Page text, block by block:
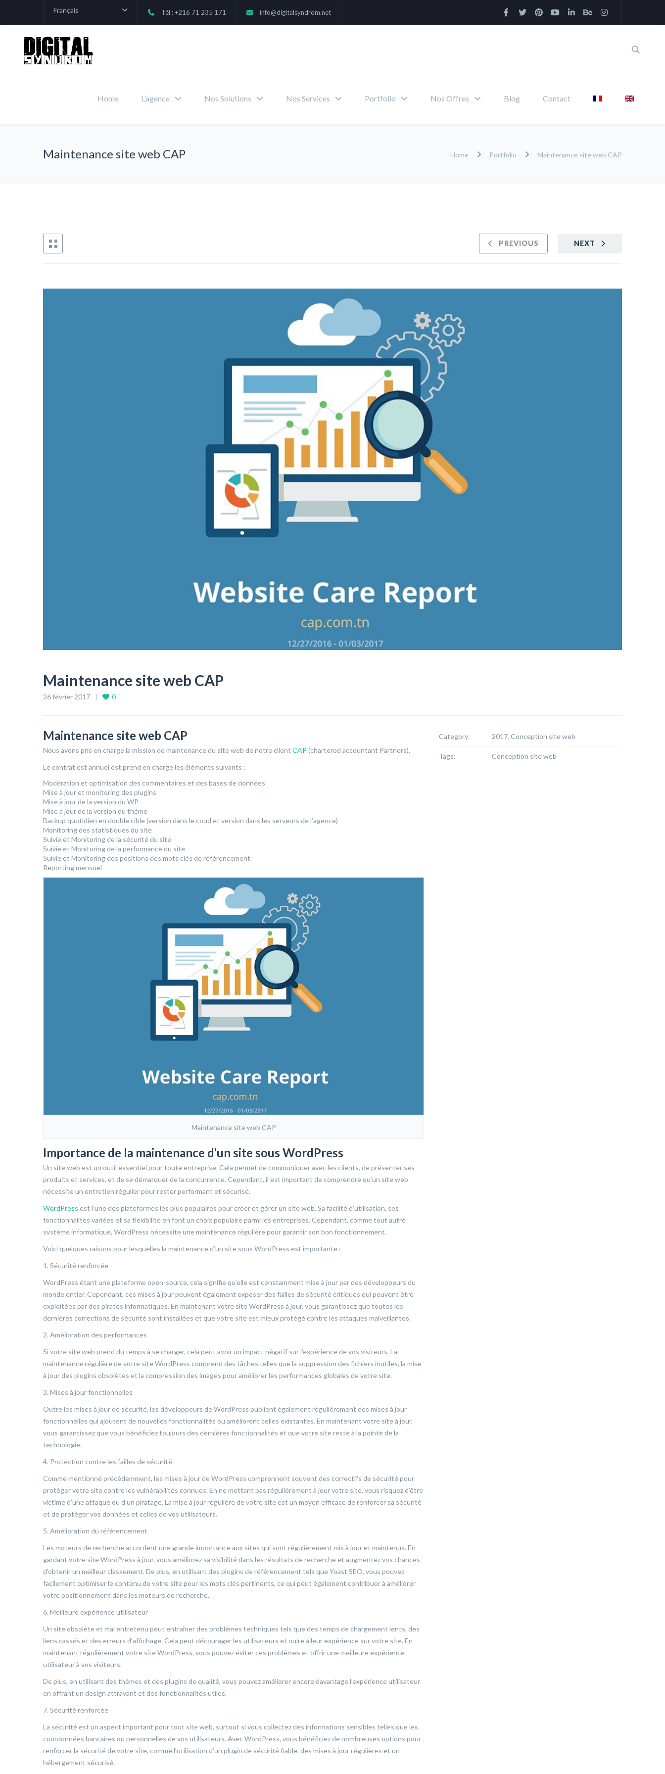
Français Tél : +216 71 235 171 info@digitalsyndrom.net
Home L’agence Nos Solutions Nos Services Portfolio Nos Offres Blog Contact
Maintenance site web CAP Home Portfolio Maintenance site web CAP
NEXT
PREVIOUS
Maintenance site web CAP
26 février 2017 0
Maintenance site web CAP
Nous avons pris en charge la mission de maintenance du site web de notre client CAP (chartered accountant Partners).
Le contrat est annuel est prend en charge les éléments suivants :
Modération et optimisation des commentaires et des bases de données
Mise à jour et monitoring des plugins
Mise à jour de la version du WP
Mise à jour de la version du thème
Backup quotidien en double cible (version dans le coud et version dans les serveurs de l’agence)
Monitoring des statistiques du site
Suivie et Monitoring de la sécurité du site
Suivie et Monitoring de la performance du site
Suivie et Monitoring des positions des mots clés de référencement.
Reporting mensuel
Maintenance site web CAP
Importance de la maintenance d’un site sous WordPress
Un site web est un outil essentiel pour toute entreprise. Cela permet de communiquer avec les clients, de présenter ses
produits et services, et de se démarquer de la concurrence. Cependant, il est important de comprendre qu’un site web
nécessite un entretien régulier pour rester performant et sécurisé.
WordPress est l’une des plateformes les plus populaires pour créer et gérer un site web. Sa facilité d’utilisation, ses
fonctionnalités variées et sa flexibilité en font un choix populaire parmi les entreprises. Cependant, comme tout autre
système informatique, WordPress nécessite une maintenance régulière pour garantir son bon fonctionnement.
Voici quelques raisons pour lesquelles la maintenance d’un site sous WordPress est importante :
1. Sécurité renforcée
WordPress étant une plateforme open-source, cela signifie qu’elle est constamment mise à jour par des développeurs du
monde entier. Cependant, ces mises à jour peuvent également exposer des failles de sécurité critiques qui peuvent être
exploitées par des pirates informatiques. En maintenant votre site WordPress à jour, vous garantissez que toutes les
dernières corrections de sécurité sont installées et que votre site est mieux protégé contre les attaques malveillantes.
2. Amélioration des performances
Si votre site web prend du temps à se charger, cela peut avoir un impact négatif sur l’expérience de vos visiteurs. La
maintenance régulière de votre site WordPress comprend des tâches telles que la suppression des fichiers inutiles, la mise
à jour des plugins obsolètes et la compression des images pour améliorer les performances globales de votre site.
3. Mises à jour fonctionnelles
Outre les mises à jour de sécurité, les développeurs de WordPress publient également régulièrement des mises à jour
fonctionnelles qui ajoutent de nouvelles fonctionnalités ou améliorent celles existantes. En maintenant votre site à jour,
vous garantissez que vous bénéficiez toujours des dernières fonctionnalités et que votre site reste à la pointe de la
technologie.
4. Protection contre les failles de sécurité
Comme mentionné précédemment, les mises à jour de WordPress comprennent souvent des correctifs de sécurité pour
protéger votre site contre les vulnérabilités connues. En ne mettant pas régulièrement à jour votre site, vous risquez d’être
victime d’une attaque ou d’un piratage. La mise à jour régulière de votre site est un moyen efficace de renforcer sa sécurité
et de protéger vos données et celles de vos utilisateurs.
5. Amélioration du référencement
Les moteurs de recherche accordent une grande importance aux sites qui sont régulièrement mis à jour et maintenus. En
gardant votre site WordPress à jour, vous améliorez sa visibilité dans les résultats de recherche et augmentez vos chances
d’obtenir un meilleur classement. De plus, en utilisant des plugins de référencement tels que Yoast SEO, vous pouvez
facilement optimiser le contenu de votre site pour les mots clés pertinents, ce qui peut également contribuer à améliorer
votre positionnement dans les moteurs de recherche.
6. Meilleure expérience utilisateur
Un site obsolète et mal entretenu peut entraîner des problèmes techniques tels que des temps de chargement lents, des
liens cassés et des erreurs d’affichage. Cela peut décourager les utilisateurs et nuire à leur expérience sur votre site. En
maintenant régulièrement votre site WordPress, vous pouvez éviter ces problèmes et offrir une meilleure expérience
utilisateur à vos visiteurs.
De plus, en utilisant des thèmes et des plugins de qualité, vous pouvez améliorer encore davantage l’expérience utilisateur
en offrant un design attrayant et des fonctionnalités utiles.
7. Sécurité renforcée
La sécurité est un aspect important pour tout site web, surtout si vous collectez des informations sensibles telles que les
coordonnées bancaires ou personnelles de vos utilisateurs. Avec WordPress, vous bénéficiez de nombreuses options pour
renforcer la sécurité de votre site, comme l’utilisation d’un plugin de sécurité fiable, des mises à jour régulières et un
hébergement sécurisé.
Category: 2017, Conception site web
Tags: Conception site web